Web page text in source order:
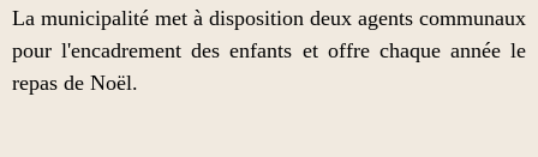
La municipalité met à disposition deux agents communaux
pour l'encadrement des enfants et offre chaque année le
repas de Noël.